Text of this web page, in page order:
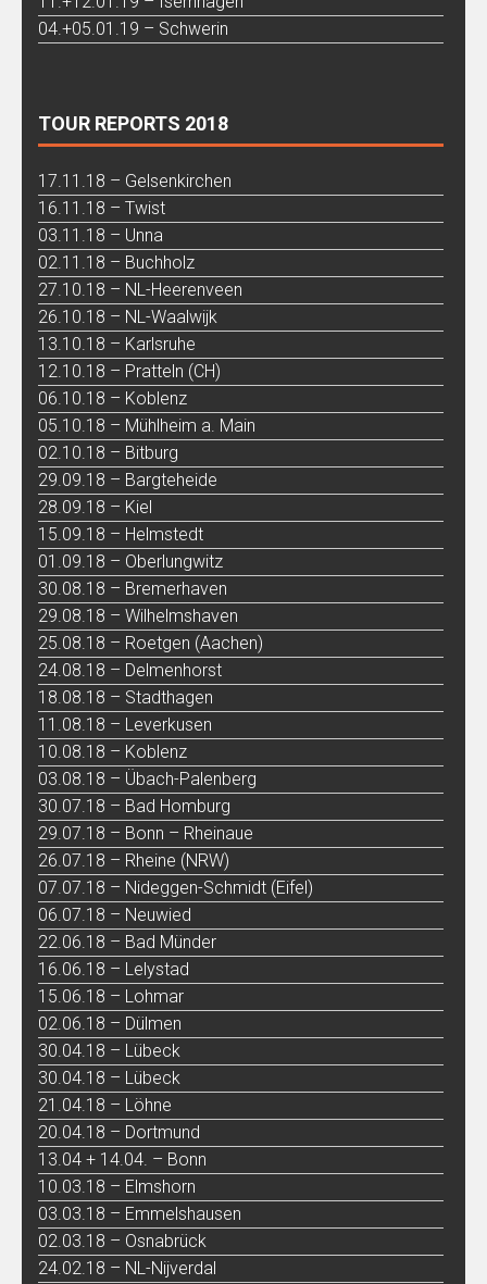
04.+05.01.19 – Schwerin
TOUR REPORTS 2018
17.11.18 – Gelsenkirchen
16.11.18 – Twist
03.11.18 – Unna
02.11.18 – Buchholz
27.10.18 – NL-Heerenveen
26.10.18 – NL-Waalwijk
13.10.18 – Karlsruhe
12.10.18 – Pratteln (CH)
06.10.18 – Koblenz
05.10.18 – Mühlheim a. Main
02.10.18 – Bitburg
29.09.18 – Bargteheide
28.09.18 – Kiel
15.09.18 – Helmstedt
01.09.18 – Oberlungwitz
30.08.18 – Bremerhaven
29.08.18 – Wilhelmshaven
25.08.18 – Roetgen (Aachen)
24.08.18 – Delmenhorst
18.08.18 – Stadthagen
11.08.18 – Leverkusen
10.08.18 – Koblenz
03.08.18 – Übach-Palenberg
30.07.18 – Bad Homburg
29.07.18 – Bonn – Rheinaue
26.07.18 – Rheine (NRW)
07.07.18 – Nideggen-Schmidt (Eifel)
06.07.18 – Neuwied
22.06.18 – Bad Münder
16.06.18 – Lelystad
15.06.18 – Lohmar
02.06.18 – Dülmen
30.04.18 – Lübeck
30.04.18 – Lübeck
21.04.18 – Löhne
20.04.18 – Dortmund
13.04 + 14.04. – Bonn
10.03.18 – Elmshorn
03.03.18 – Emmelshausen
02.03.18 – Osnabrück
24.02.18 – NL-Nijverdal